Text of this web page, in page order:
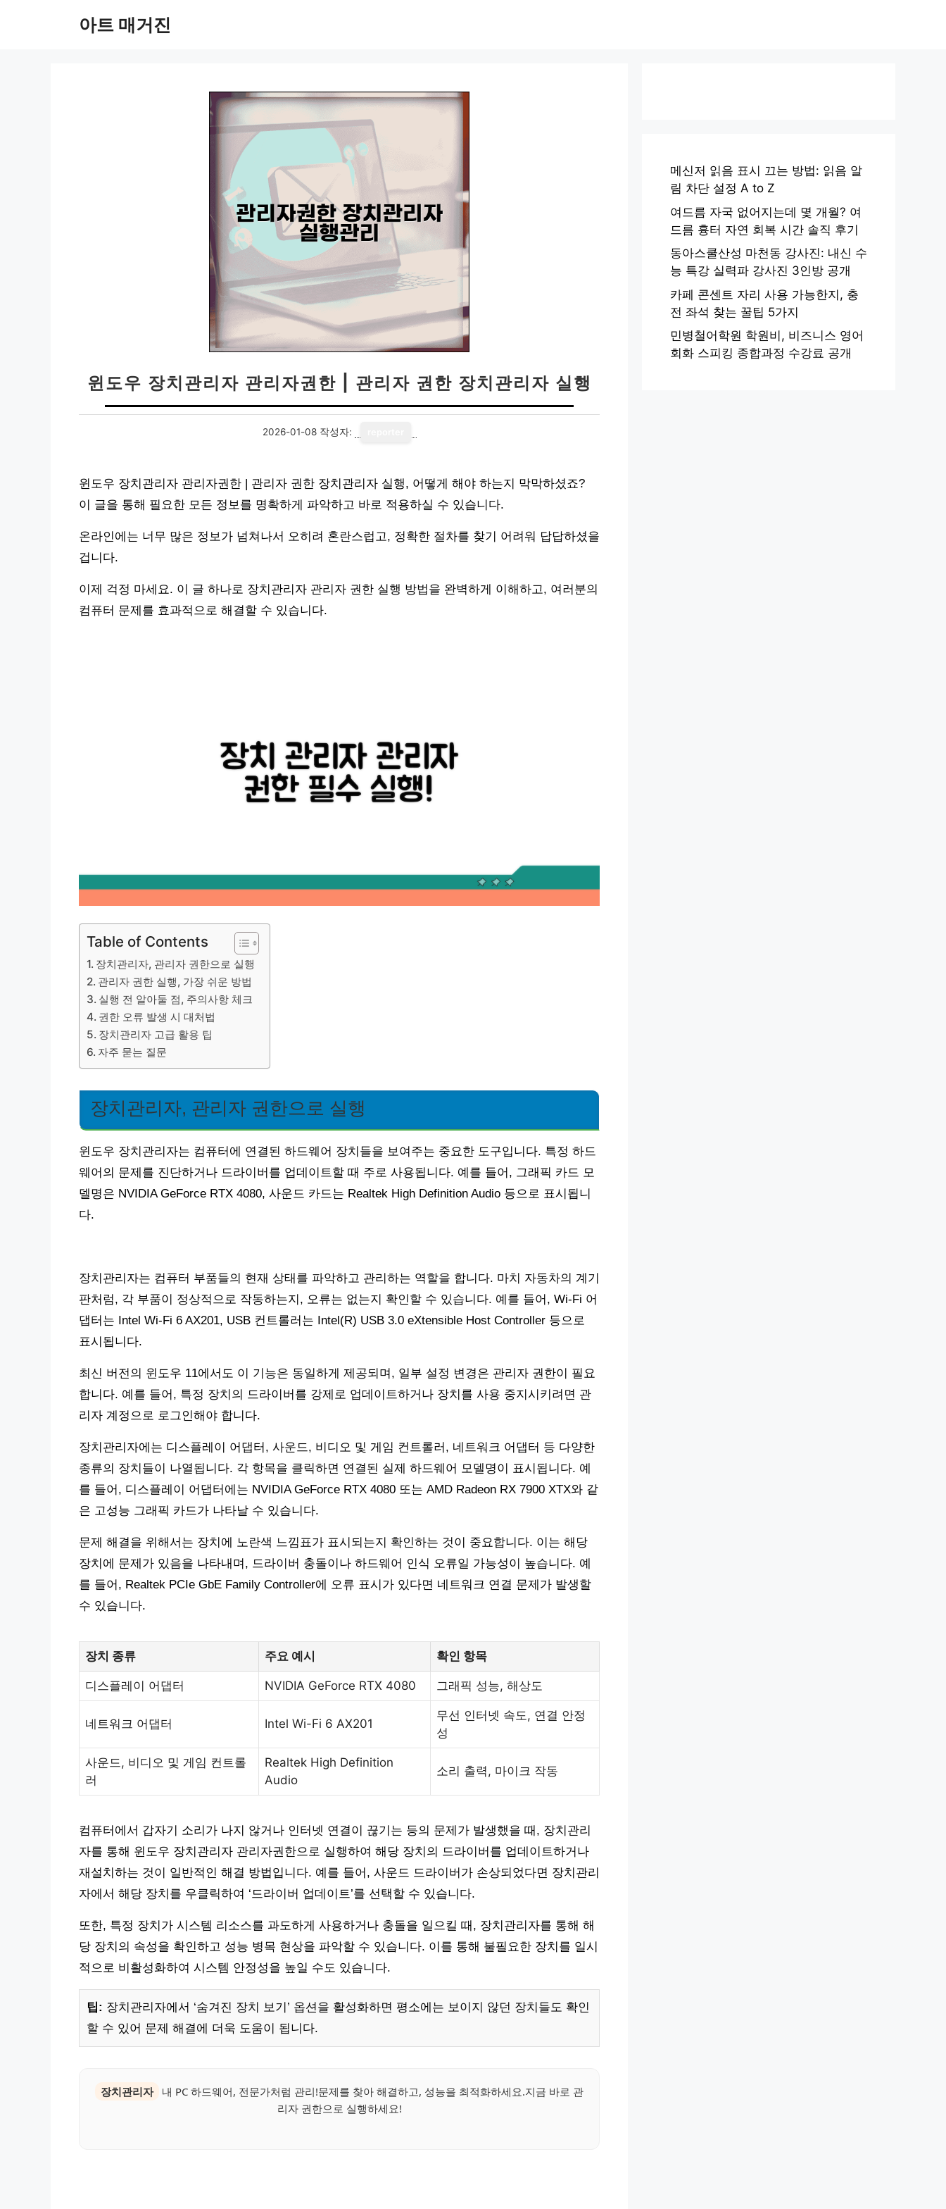
아트 매거진
윈도우 장치관리자 관리자권한 | 관리자 권한 장치관리자 실행
2026-01-08 작성자:
윈도우 장치관리자 관리자권한 | 관리자 권한 장치관리자 실행, 어떻게 해야 하는지 막막하셨죠?
이 글을 통해 필요한 모든 정보를 명확하게 파악하고 바로 적용하실 수 있습니다.
온라인에는 너무 많은 정보가 넘쳐나서 오히려 혼란스럽고, 정확한 절차를 찾기 어려워 답답하셨을
겁니다.
이제 걱정 마세요. 이 글 하나로 장치관리자 관리자 권한 실행 방법을 완벽하게 이해하고, 여러분의
컴퓨터 문제를 효과적으로 해결할 수 있습니다.
Table of Contents
장치관리자, 관리자 권한으로 실행
관리자 권한 실행, 가장 쉬운 방법
실행 전 알아둘 점, 주의사항 체크
권한 오류 발생 시 대처법
장치관리자 고급 활용 팁
자주 묻는 질문
장치관리자, 관리자 권한으로 실행
윈도우 장치관리자는 컴퓨터에 연결된 하드웨어 장치들을 보여주는 중요한 도구입니다. 특정 하드
웨어의 문제를 진단하거나 드라이버를 업데이트할 때 주로 사용됩니다. 예를 들어, 그래픽 카드 모
델명은 NVIDIA GeForce RTX 4080, 사운드 카드는 Realtek High Definition Audio 등으로 표시됩니
다.
장치관리자는 컴퓨터 부품들의 현재 상태를 파악하고 관리하는 역할을 합니다. 마치 자동차의 계기
판처럼, 각 부품이 정상적으로 작동하는지, 오류는 없는지 확인할 수 있습니다. 예를 들어, Wi-Fi 어
댑터는 Intel Wi-Fi 6 AX201, USB 컨트롤러는 Intel(R) USB 3.0 eXtensible Host Controller 등으로
표시됩니다.
최신 버전의 윈도우 11에서도 이 기능은 동일하게 제공되며, 일부 설정 변경은 관리자 권한이 필요
합니다. 예를 들어, 특정 장치의 드라이버를 강제로 업데이트하거나 장치를 사용 중지시키려면 관
리자 계정으로 로그인해야 합니다.
장치관리자에는 디스플레이 어댑터, 사운드, 비디오 및 게임 컨트롤러, 네트워크 어댑터 등 다양한
종류의 장치들이 나열됩니다. 각 항목을 클릭하면 연결된 실제 하드웨어 모델명이 표시됩니다. 예
를 들어, 디스플레이 어댑터에는 NVIDIA GeForce RTX 4080 또는 AMD Radeon RX 7900 XTX와 같
은 고성능 그래픽 카드가 나타날 수 있습니다.
문제 해결을 위해서는 장치에 노란색 느낌표가 표시되는지 확인하는 것이 중요합니다. 이는 해당
장치에 문제가 있음을 나타내며, 드라이버 충돌이나 하드웨어 인식 오류일 가능성이 높습니다. 예
를 들어, Realtek PCIe GbE Family Controller에 오류 표시가 있다면 네트워크 연결 문제가 발생할
수 있습니다.
장치 종류 주요 예시 확인 항목
디스플레이 어댑터 NVIDIA GeForce RTX 4080 그래픽 성능, 해상도
네트워크 어댑터 Intel Wi-Fi 6 AX201
무선 인터넷 속도, 연결 안정
성
사운드, 비디오 및 게임 컨트롤
러
Realtek High Definition
Audio
소리 출력, 마이크 작동
컴퓨터에서 갑자기 소리가 나지 않거나 인터넷 연결이 끊기는 등의 문제가 발생했을 때, 장치관리
자를 통해 윈도우 장치관리자 관리자권한으로 실행하여 해당 장치의 드라이버를 업데이트하거나
재설치하는 것이 일반적인 해결 방법입니다. 예를 들어, 사운드 드라이버가 손상되었다면 장치관리
자에서 해당 장치를 우클릭하여 ‘드라이버 업데이트’를 선택할 수 있습니다.
또한, 특정 장치가 시스템 리소스를 과도하게 사용하거나 충돌을 일으킬 때, 장치관리자를 통해 해
당 장치의 속성을 확인하고 성능 병목 현상을 파악할 수 있습니다. 이를 통해 불필요한 장치를 일시
적으로 비활성화하여 시스템 안정성을 높일 수도 있습니다.
팁: 장치관리자에서 ‘숨겨진 장치 보기’ 옵션을 활성화하면 평소에는 보이지 않던 장치들도 확인
할 수 있어 문제 해결에 더욱 도움이 됩니다.
장치관리자
내 PC 하드웨어, 전문가처럼 관리!문제를 찾아 해결하고, 성능을 최적화하세요.지금 바로 관
리자 권한으로 실행하세요!
메신저 읽음 표시 끄는 방법: 읽음 알
림 차단 설정 A to Z
여드름 자국 없어지는데 몇 개월? 여
드름 흉터 자연 회복 시간 솔직 후기
동아스쿨산성 마천동 강사진: 내신 수
능 특강 실력파 강사진 3인방 공개
카페 콘센트 자리 사용 가능한지, 충
전 좌석 찾는 꿀팁 5가지
민병철어학원 학원비, 비즈니스 영어
회화 스피킹 종합과정 수강료 공개